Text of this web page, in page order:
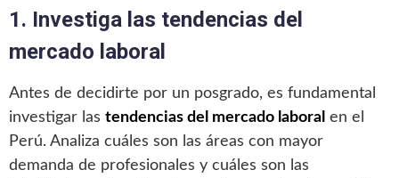
1. Investiga las tendencias del
mercado laboral
Antes de decidirte por un posgrado, es fundamental
investigar las tendencias del mercado laboral en el
Perú. Analiza cuáles son las áreas con mayor
demanda de profesionales y cuáles son las